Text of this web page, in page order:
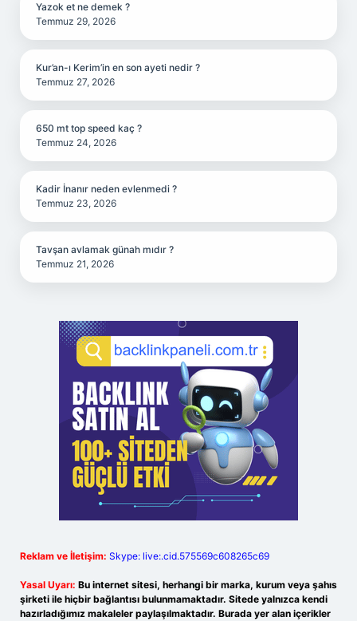
Yazok et ne demek ?
Temmuz 29, 2026
Kur’an-ı Kerim’in en son ayeti nedir ?
Temmuz 27, 2026
650 mt top speed kaç ?
Temmuz 24, 2026
Kadir İnanır neden evlenmedi ?
Temmuz 23, 2026
Tavşan avlamak günah mıdır ?
Temmuz 21, 2026
Reklam ve İletişim: Skype: live:.cid.575569c608265c69
Yasal Uyarı: Bu internet sitesi, herhangi bir marka, kurum veya şahıs
şirketi ile hiçbir bağlantısı bulunmamaktadır. Sitede yalnızca kendi
hazırladığımız makaleler paylaşılmaktadır. Burada yer alan içerikler